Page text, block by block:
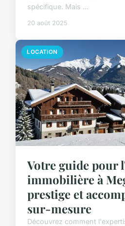
spécifique. Mais ...
20 août 2025
LOCATION
Votre guide pour
immobilière à
prestige et
sur-mesure
Découvrez comment